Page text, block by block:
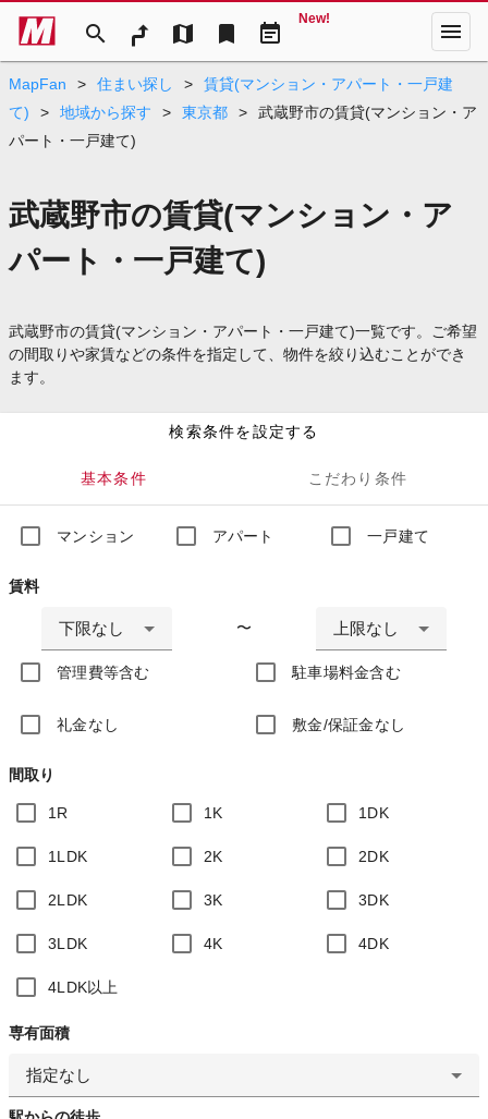
search map bookmark event_note
New! menu
MapFan > 住まい探し >
賃貸(マンション・アパート・一戸建
て)
> 地域から探す > 東京都 >
武蔵野市の賃貸(マンション・ア
パート・一戸建て)
武蔵野市の賃貸(マンション・ア
パート・一戸建て)
武蔵野市の賃貸(マンション・アパート・一戸建て)一覧です。ご希望
の間取りや家賃などの条件を指定して、物件を絞り込むことができ
ます。
検索条件を設定する
基本条件 こだわり条件
マンション アパート 一戸建て
賃料
下限なし 〜 上限なし
管理費等含む 駐車場料金含む
礼金なし 敷金/保証金なし
間取り
1R 1K 1DK
1LDK 2K 2DK
2LDK 3K 3DK
3LDK 4K 4DK
4LDK以上
専有面積
指定なし